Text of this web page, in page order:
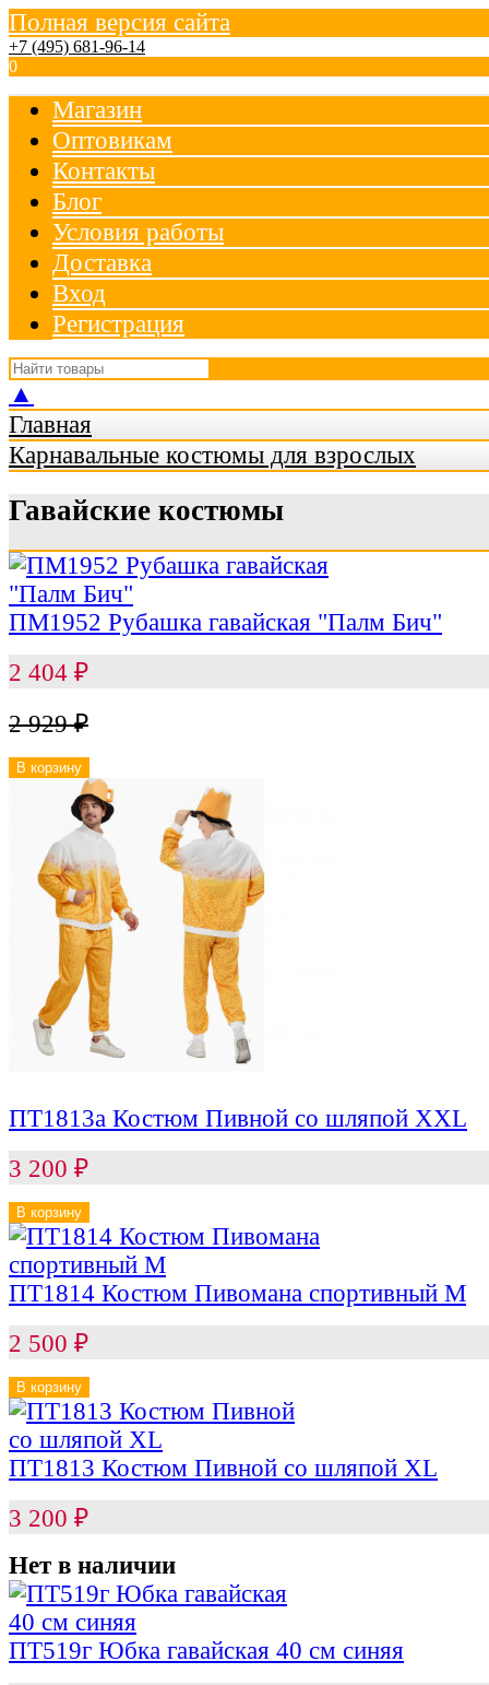
Полная версия сайта
+7 (495) 681-96-14
0
Магазин
Оптовикам
Контакты
Блог
Условия работы
Доставка
Вход
Регистрация
▲
Главная
Карнавальные костюмы для взрослых
Гавайские костюмы
ПМ1952 Рубашка гавайская "Палм Бич"
2 404 ₽
2 929₽
В корзину
ПТ1813a Костюм Пивной со шляпой XXL
3 200 ₽
В корзину
ПТ1814 Костюм Пивомана спортивный M
2 500 ₽
В корзину
ПТ1813 Костюм Пивной со шляпой XL
3 200 ₽
Нет в наличии
ПТ519г Юбка гавайская 40 см синяя